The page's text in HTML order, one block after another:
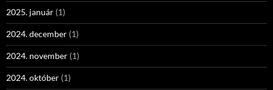
2025. január (1)
2024. december (1)
2024. november (1)
2024. október (1)